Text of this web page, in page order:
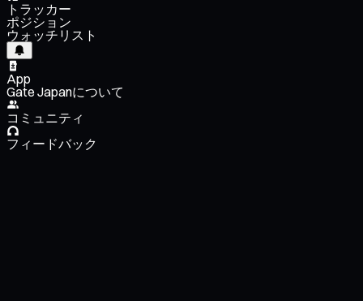
トラッカー
ポジション
ウォッチリスト
App
Gate Japanについて
コミュニティ
フィードバック